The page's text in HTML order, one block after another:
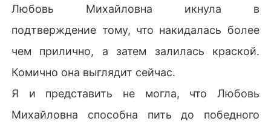
Любовь Михайловна икнула в
подтверждение тому, что накидалась более
чем прилично, а затем залилась краской.
Комично она выглядит сейчас.
Я и представить не могла, что Любовь
Михайловна способна пить до победного